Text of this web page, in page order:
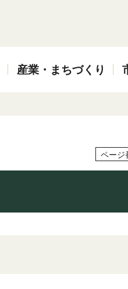
産業・まちづくり
ページ